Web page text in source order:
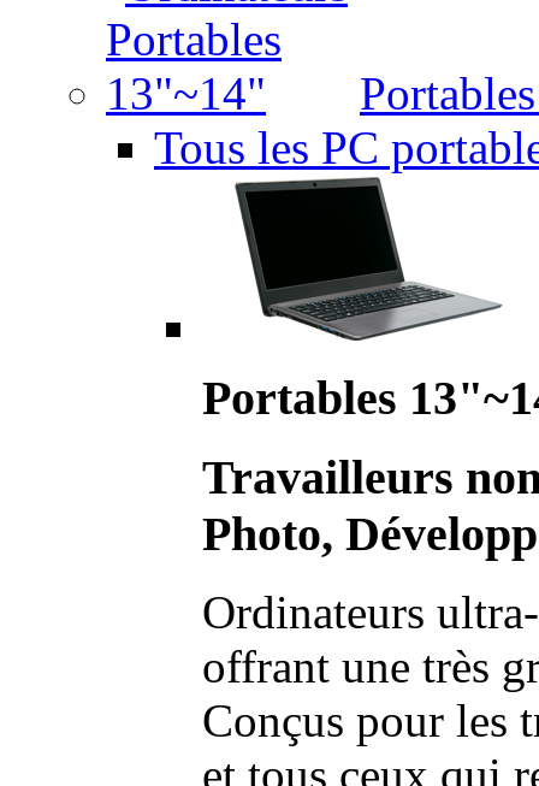
Tous les PC
Portables
Travailleurs
Photo,
Ordinateurs
offrant une très
Conçus pour les
et tous ceux qui